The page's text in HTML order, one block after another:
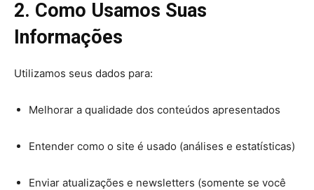
2. Como Usamos Suas
Informações
Utilizamos seus dados para:
Melhorar a qualidade dos conteúdos apresentados
Entender como o site é usado (análises e estatísticas)
Enviar atualizações e newsletters (somente se você